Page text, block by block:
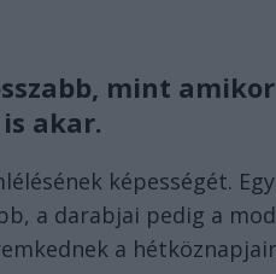
mint
akar.
képességét.
a darabjai pedig a
a